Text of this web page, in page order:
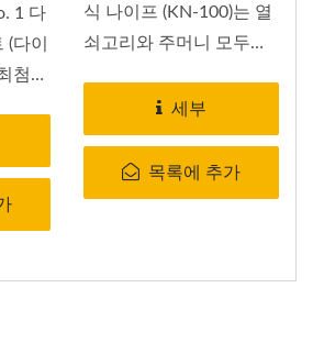
1 다
다이
첨
식 나이프 (KN-100)는 열
쇠고리와 주머니 모두에
세부
목록에 추가